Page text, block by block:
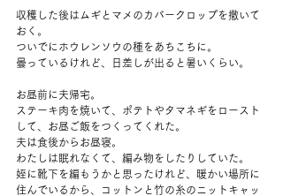
収穫した後はムギとマメのカバークロップを撒いて
おく。
ついでにホウレンソウの種をあちこちに。
曇っているけれど、日差しが出ると暑いくらい。
お昼前に夫帰宅。
ステーキ肉を焼いて、ポテトやタマネギをロースト
して、お昼ご飯をつくってくれた。
夫は食後からお昼寝。
わたしは眠れなくて、編み物をしたりしていた。
姪に靴下を編もうかと思ったけれど、暖かい場所に
住んでいるから、コットンと竹の糸のニットキャッ